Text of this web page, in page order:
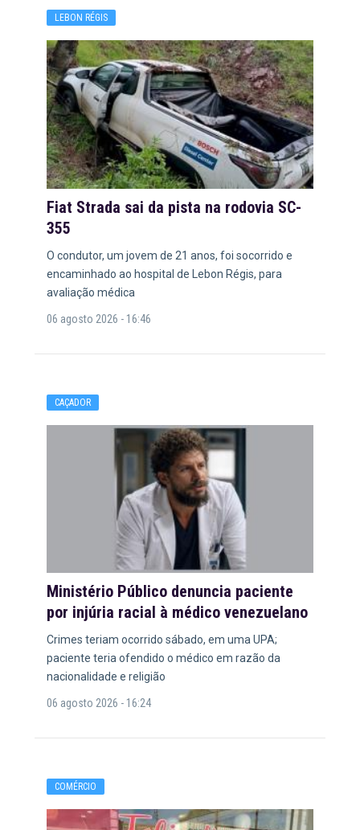
LEBON RÉGIS
Fiat Strada sai da pista na rodovia SC-
355
O condutor, um jovem de 21 anos, foi socorrido e
encaminhado ao hospital de Lebon Régis, para
avaliação médica
06 agosto 2026 - 16:46
CAÇADOR
Ministério Público denuncia paciente
por injúria racial à médico venezuelano
Crimes teriam ocorrido sábado, em uma UPA;
paciente teria ofendido o médico em razão da
nacionalidade e religião
06 agosto 2026 - 16:24
COMÉRCIO